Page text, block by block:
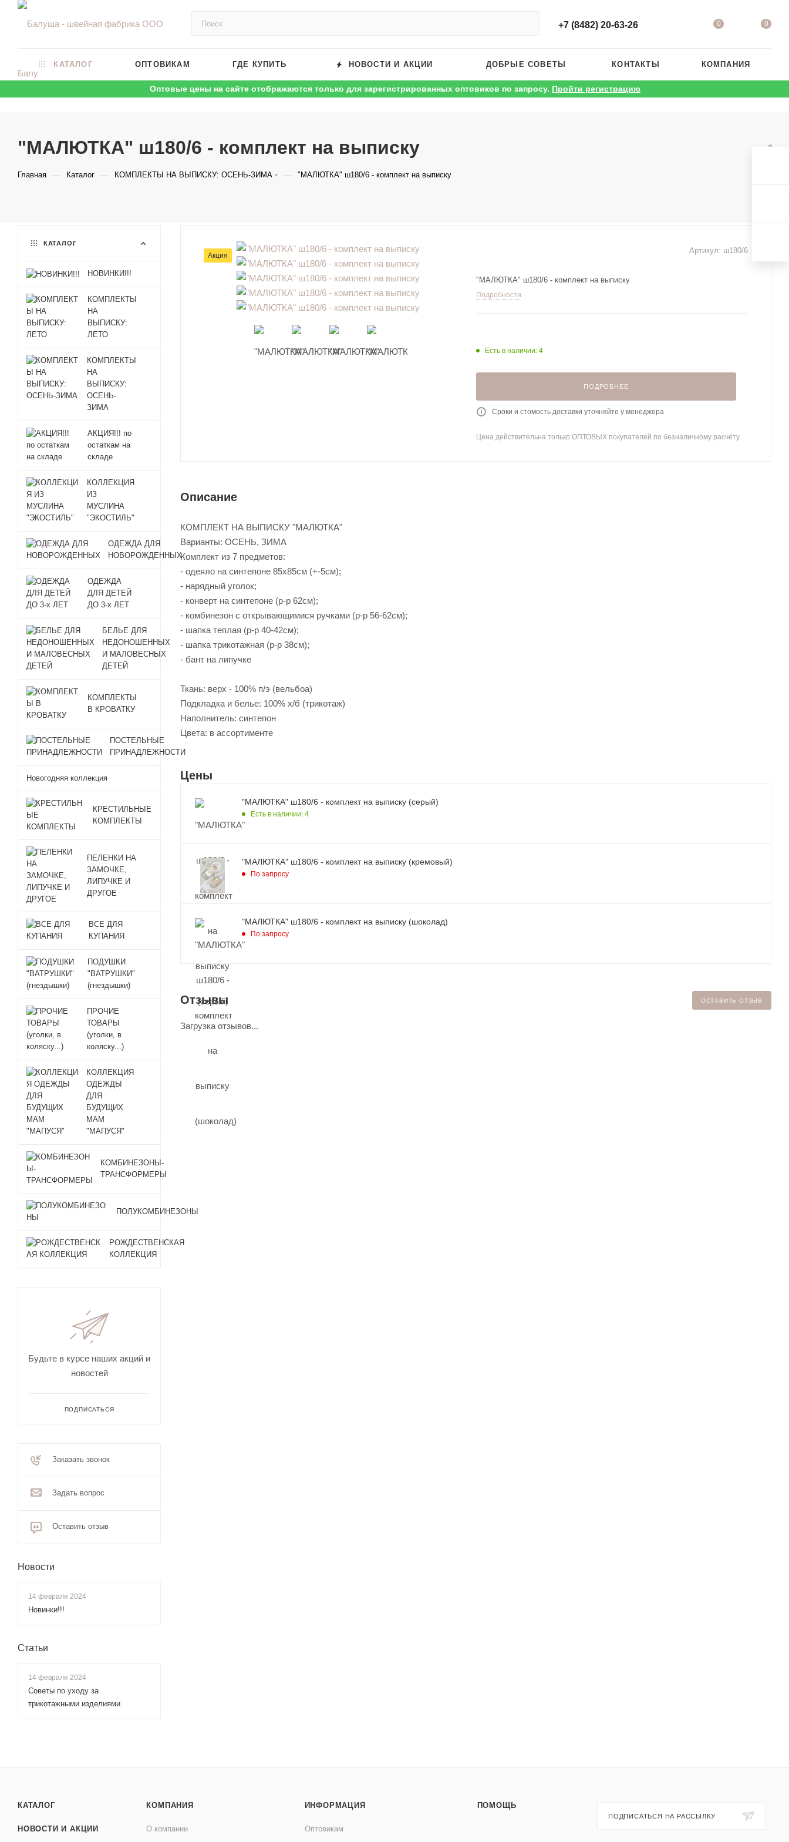
+7 (8482) 20-63-26 0 0
КАТАЛОГ ОПТОВИКАМ ГДЕ КУПИТЬ НОВОСТИ И АКЦИИ ДОБРЫЕ СОВЕТЫ КОНТАКТЫ КОМПАНИЯ
Оптовые цены на сайте отображаются только для зарегистрированных оптовиков по запросу. Пройти регистрацию
"МАЛЮТКА" ш180/6 - комплект на выписку
Главная — Каталог — КОМПЛЕКТЫ НА ВЫПИСКУ: ОСЕНЬ-ЗИМА — "МАЛЮТКА" ш180/6 - комплект на выписку
Акция
Артикул: ш180/6
"МАЛЮТКА" ш180/6 - комплект на выписку
Подробности
Есть в наличии: 4
ПОДРОБНЕЕ
Сроки и стомость доставки уточняйте у менеджера
Цена действительна только ОПТОВЫХ покупателей по безналичному расчёту
Описание
КОМПЛЕКТ НА ВЫПИСКУ "МАЛЮТКА"
Варианты: ОСЕНЬ, ЗИМА
Комплект из 7 предметов:
- одеяло на синтепоне 85х85см (+-5см);
- нарядный уголок;
- конверт на синтепоне (р-р 62см);
- комбинезон с открывающимися ручками (р-р 56-62см);
- шапка теплая (р-р 40-42см);
- шапка трикотажная (р-р 38см);
- бант на липучке
Ткань: верх - 100% п/э (вельбоа)
Подкладка и белье: 100% х/б (трикотаж)
Наполнитель: синтепон
Цвета: в ассортименте
Цены
"МАЛЮТКА" ш180/6 - комплект на выписку (серый)
Есть в наличии: 4
"МАЛЮТКА" ш180/6 - комплект на выписку (кремовый)
По запросу
"МАЛЮТКА" ш180/6 - комплект на выписку (шоколад)
По запросу
Отзывы ОСТАВИТЬ ОТЗЫВ
Загрузка отзывов...
КАТАЛОГ
НОВИНКИ!!!
КОМПЛЕКТЫ
НА
ВЫПИСКУ:
ЛЕТО
КОМПЛЕКТЫ
НА
ВЫПИСКУ:
ОСЕНЬ-
ЗИМА
АКЦИЯ!!! по
остаткам на
складе
КОЛЛЕКЦИЯ
ИЗ
МУСЛИНА
"ЭКОСТИЛЬ"
ОДЕЖДА ДЛЯ
НОВОРОЖДЕННЫХ
ОДЕЖДА
ДЛЯ ДЕТЕЙ
ДО 3-х ЛЕТ
БЕЛЬЕ ДЛЯ
НЕДОНОШЕННЫХ
И МАЛОВЕСНЫХ
ДЕТЕЙ
КОМПЛЕКТЫ
В КРОВАТКУ
ПОСТЕЛЬНЫЕ
ПРИНАДЛЕЖНОСТИ
Новогодняя коллекция
КРЕСТИЛЬНЫЕ
КОМПЛЕКТЫ
ПЕЛЕНКИ НА
ЗАМОЧКЕ,
ЛИПУЧКЕ И
ДРУГОЕ
ВСЕ ДЛЯ
КУПАНИЯ
ПОДУШКИ
"ВАТРУШКИ"
(гнездышки)
ПРОЧИЕ
ТОВАРЫ
(уголки, в
коляску...)
КОЛЛЕКЦИЯ
ОДЕЖДЫ
ДЛЯ
БУДУЩИХ
МАМ
"МАПУСЯ"
КОМБИНЕЗОНЫ-
ТРАНСФОРМЕРЫ
ПОЛУКОМБИНЕЗОНЫ
РОЖДЕСТВЕНСКАЯ
КОЛЛЕКЦИЯ
Будьте в курсе наших акций и
новостей
ПОДПИСАТЬСЯ
Заказать звонок
Задать вопрос
Оставить отзыв
Новости
14 февраля 2024
Новинки!!!
Статьи
14 февраля 2024
Советы по уходу за
трикотажными изделиями
КАТАЛОГ
НОВОСТИ И АКЦИИ
КОМПАНИЯ
О компании
ИНФОРМАЦИЯ
Оптовикам
ПОМОЩЬ
ПОДПИСАТЬСЯ НА РАССЫЛКУ